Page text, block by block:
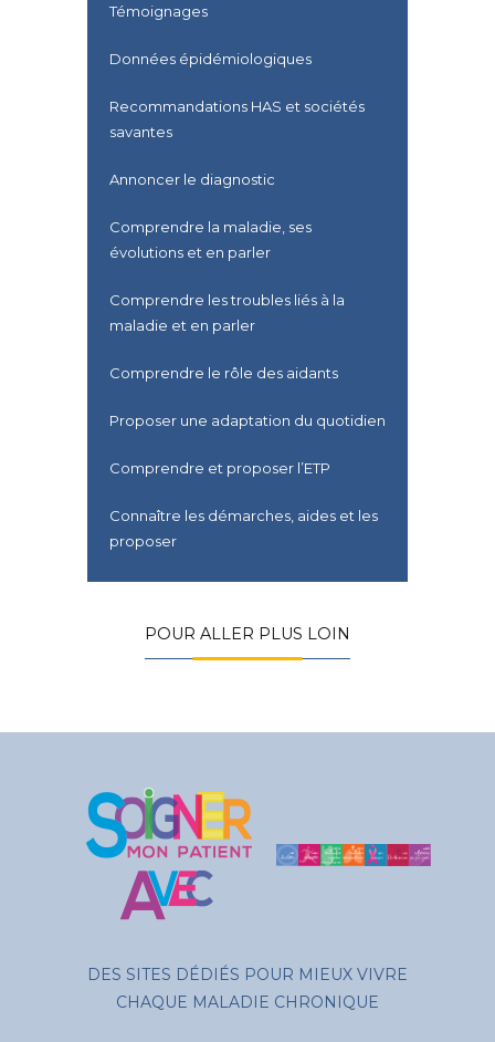
Témoignages
Données épidémiologiques
Recommandations HAS et sociétés
savantes
Annoncer le diagnostic
Comprendre la maladie, ses
évolutions et en parler
Comprendre les troubles liés à la
maladie et en parler
Comprendre le rôle des aidants
Proposer une adaptation du quotidien
Comprendre et proposer l’ETP
Connaître les démarches, aides et les
proposer
POUR ALLER PLUS LOIN
DES SITES DÉDIÉS POUR MIEUX VIVRE
CHAQUE MALADIE CHRONIQUE